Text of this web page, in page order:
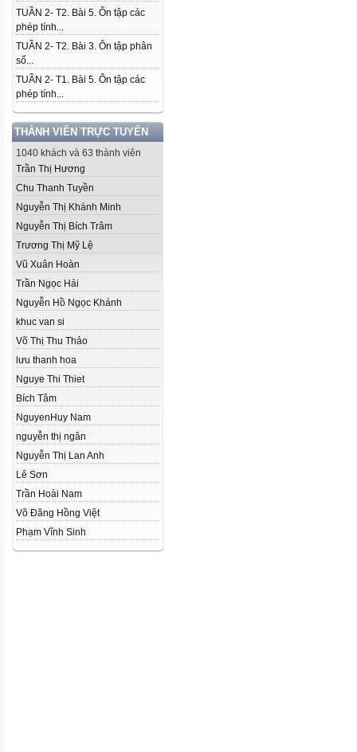
TUẦN 2- T2. Bài 5. Ôn tập các
phép tính...
TUẦN 2- T2. Bài 3. Ôn tập phân
số...
TUẦN 2- T1. Bài 5. Ôn tập các
phép tính...
THÀNH VIÊN TRỰC TUYẾN
1040 khách và 63 thành viên
Trần Thị Hương
Chu Thanh Tuyền
Nguyễn Thị Khánh Minh
Nguyễn Thị Bích Trâm
Trương Thị Mỹ Lệ
Vũ Xuân Hoàn
Trần Ngọc Hải
Nguyễn Hồ Ngọc Khánh
khuc van si
Võ Thị Thu Thảo
lưu thanh hoa
Nguye Thi Thiet
Bích Tâm
NguyenHuy Nam
nguyễn thị ngân
Nguyễn Thị Lan Anh
Lê Sơn
Trần Hoài Nam
Võ Đăng Hồng Việt
Phạm Vĩnh Sinh